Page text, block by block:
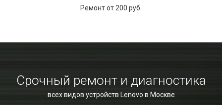
Ремонт от 200 руб.
Срочный ремонт и диагностика
всех видов устройств Lenovo в Москве